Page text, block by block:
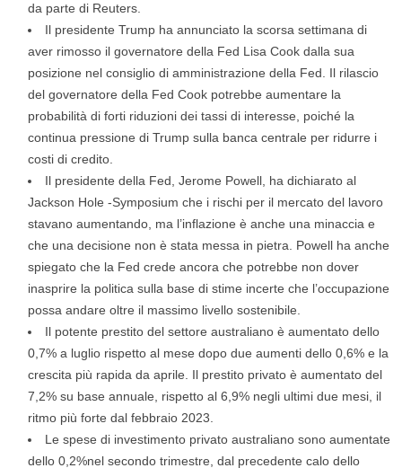
da parte di Reuters.
Il presidente Trump ha annunciato la scorsa settimana di
aver rimosso il governatore della Fed Lisa Cook dalla sua
posizione nel consiglio di amministrazione della Fed. Il rilascio
del governatore della Fed Cook potrebbe aumentare la
probabilità di forti riduzioni dei tassi di interesse, poiché la
continua pressione di Trump sulla banca centrale per ridurre i
costi di credito.
Il presidente della Fed, Jerome Powell, ha dichiarato al
Jackson Hole -Symposium che i rischi per il mercato del lavoro
stavano aumentando, ma l’inflazione è anche una minaccia e
che una decisione non è stata messa in pietra. Powell ha anche
spiegato che la Fed crede ancora che potrebbe non dover
inasprire la politica sulla base di stime incerte che l’occupazione
possa andare oltre il massimo livello sostenibile.
Il potente prestito del settore australiano è aumentato dello
0,7% a luglio rispetto al mese dopo due aumenti dello 0,6% e la
crescita più rapida da aprile. Il prestito privato è aumentato del
7,2% su base annuale, rispetto al 6,9% negli ultimi due mesi, il
ritmo più forte dal febbraio 2023.
Le spese di investimento privato australiano sono aumentate
dello 0,2%nel secondo trimestre, dal precedente calo dello